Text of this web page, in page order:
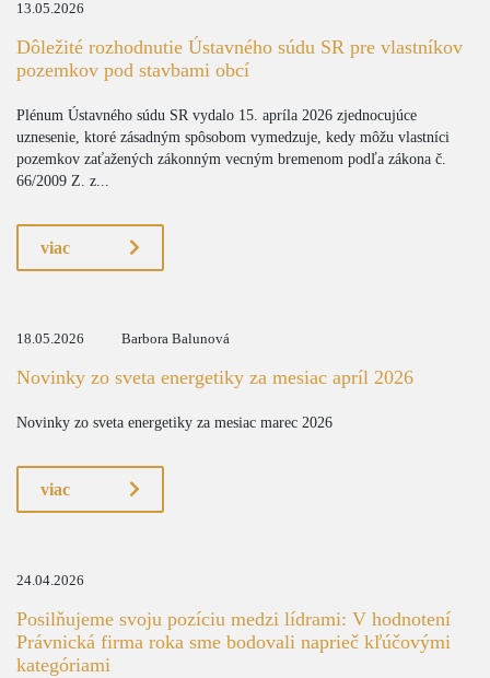
13.05.2026
Dôležité rozhodnutie Ústavného súdu SR pre vlastníkov
pozemkov pod stavbami obcí
Plénum Ústavného súdu SR vydalo 15. apríla 2026 zjednocujúce
uznesenie, ktoré zásadným spôsobom vymedzuje, kedy môžu vlastníci
pozemkov zaťažených zákonným vecným bremenom podľa zákona č.
66/2009 Z. z...
viac
18.05.2026 Barbora Balunová
Novinky zo sveta energetiky za mesiac apríl 2026
Novinky zo sveta energetiky za mesiac marec 2026
viac
24.04.2026
Posilňujeme svoju pozíciu medzi lídrami: V hodnotení
Právnická firma roka sme bodovali naprieč kľúčovými
kategóriami